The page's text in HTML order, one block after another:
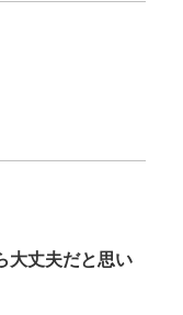
大丈夫だと思い